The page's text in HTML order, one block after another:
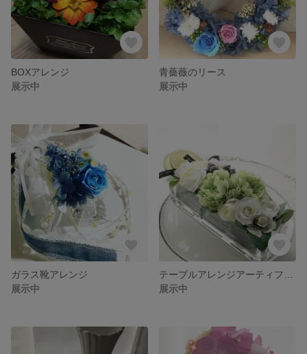
BOXアレンジ
展示中
青薔薇のリース
展示中
ガラス靴アレンジ
展示中
展示中